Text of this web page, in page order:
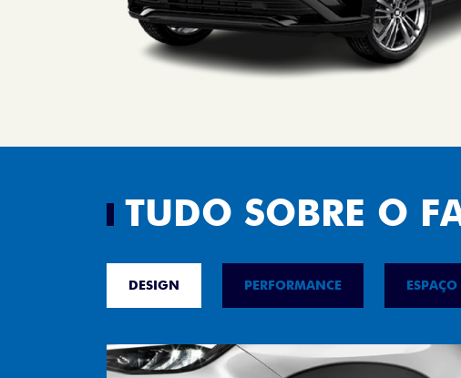
TUDO SOBRE O
DESIGN PERFORMANCE